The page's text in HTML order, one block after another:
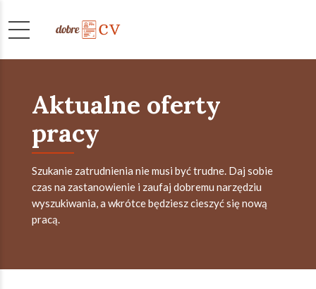
Aktualne oferty
pracy
Szukanie zatrudnienia nie musi być trudne. Daj sobie
czas na zastanowienie i zaufaj dobremu narzędziu
wyszukiwania, a wkrótce będziesz cieszyć się nową
pracą.